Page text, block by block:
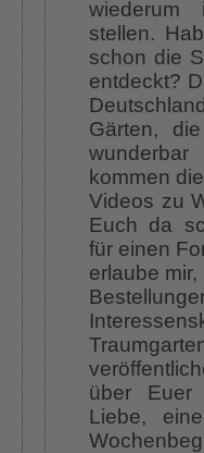
stellen.
schon die
entdeckt?
Gärten,
kommen
Videos zu
Euch da
für einen
erlaube
über Euer
Liebe,